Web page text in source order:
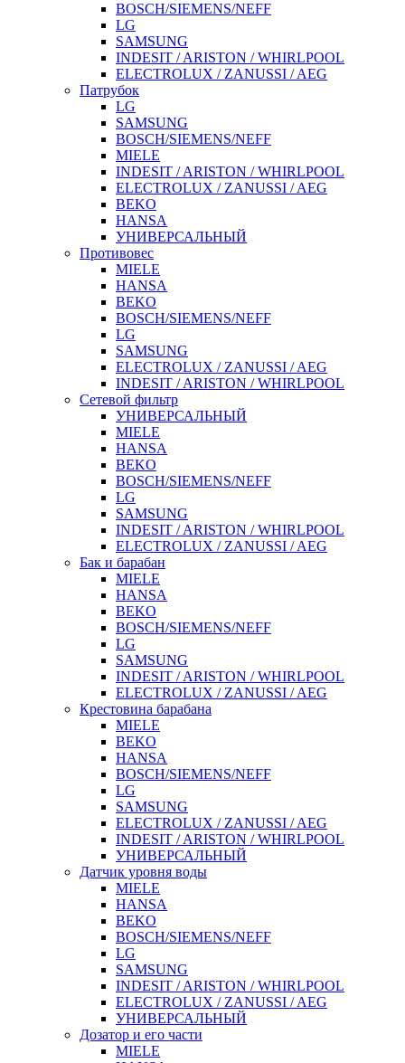
BOSCH/SIEMENS/NEFF
LG
SAMSUNG
INDESIT / ARISTON / WHIRLPOOL
ELECTROLUX / ZANUSSI / AEG
Патрубок
LG
SAMSUNG
BOSCH/SIEMENS/NEFF
MIELE
INDESIT / ARISTON / WHIRLPOOL
ELECTROLUX / ZANUSSI / AEG
BEKO
HANSA
УНИВЕРСАЛЬНЫЙ
Противовес
MIELE
HANSA
BEKO
BOSCH/SIEMENS/NEFF
LG
SAMSUNG
ELECTROLUX / ZANUSSI / AEG
INDESIT / ARISTON / WHIRLPOOL
Сетевой фильтр
УНИВЕРСАЛЬНЫЙ
MIELE
HANSA
BEKO
BOSCH/SIEMENS/NEFF
LG
SAMSUNG
INDESIT / ARISTON / WHIRLPOOL
ELECTROLUX / ZANUSSI / AEG
Бак и барабан
MIELE
HANSA
BEKO
BOSCH/SIEMENS/NEFF
LG
SAMSUNG
INDESIT / ARISTON / WHIRLPOOL
ELECTROLUX / ZANUSSI / AEG
Крестовина барабана
MIELE
BEKO
HANSA
BOSCH/SIEMENS/NEFF
LG
SAMSUNG
ELECTROLUX / ZANUSSI / AEG
INDESIT / ARISTON / WHIRLPOOL
УНИВЕРСАЛЬНЫЙ
Датчик уровня воды
MIELE
HANSA
BEKO
BOSCH/SIEMENS/NEFF
LG
SAMSUNG
INDESIT / ARISTON / WHIRLPOOL
ELECTROLUX / ZANUSSI / AEG
УНИВЕРСАЛЬНЫЙ
Дозатор и его части
MIELE